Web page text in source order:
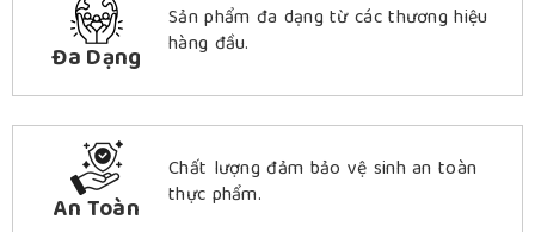
Đa Dạng
Sản phẩm đa dạng từ các thương hiệu
hàng đầu.
An Toàn
Chất lượng đảm bảo vệ sinh an toàn
thực phẩm.